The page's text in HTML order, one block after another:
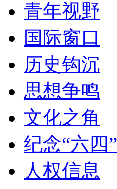
青年视野
国际窗口
历史钩沉
思想争鸣
文化之角
纪念“六四”
人权信息